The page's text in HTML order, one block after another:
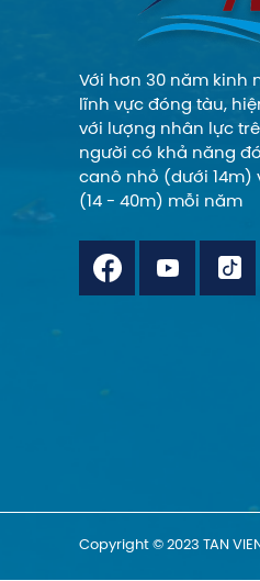
Với hơn 30 năm kinh
lĩnh vực đóng tàu,
với lượng nhân lực
người có khả năng
canô nhỏ (dưới 14m)
(14 - 40m) mỗi năm
Copyright © 2023 TAN